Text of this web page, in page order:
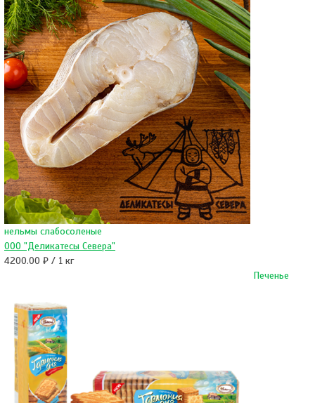
нельмы слабосоленые
ООО "Деликатесы Севера"
4200.00 ₽ / 1 кг
Печенье